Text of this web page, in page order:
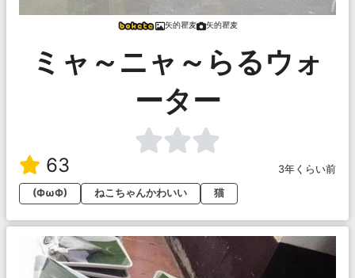
矢的瞿麦 矢的瞿麦
ミャ～ニャ～らるウォ
ーター
63
3年くらい前
(ФωФ)
ねこちゃんかわいい 猫